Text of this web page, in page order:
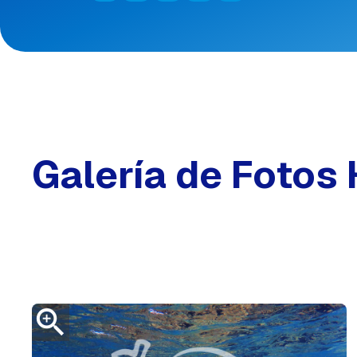
Galería de Fotos
zoom_in